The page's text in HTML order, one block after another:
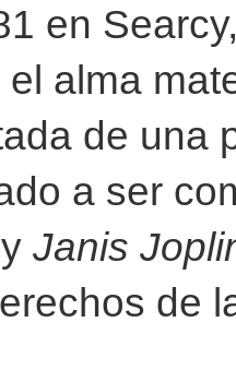
en
alma
de una
a ser
y Janis
de